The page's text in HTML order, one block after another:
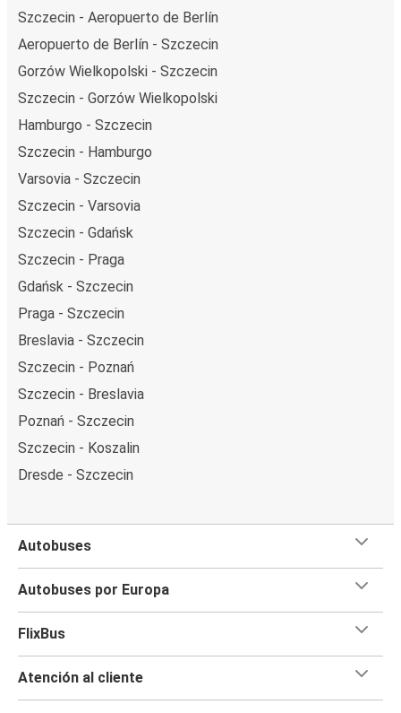
Szczecin - Aeropuerto de Berlín
Aeropuerto de Berlín - Szczecin
Gorzów Wielkopolski - Szczecin
Szczecin - Gorzów Wielkopolski
Hamburgo - Szczecin
Szczecin - Hamburgo
Varsovia - Szczecin
Szczecin - Varsovia
Szczecin - Gdańsk
Szczecin - Praga
Gdańsk - Szczecin
Praga - Szczecin
Breslavia - Szczecin
Szczecin - Poznań
Szczecin - Breslavia
Poznań - Szczecin
Szczecin - Koszalin
Dresde - Szczecin
Autobuses
Autobuses por Europa
FlixBus
Atención al cliente